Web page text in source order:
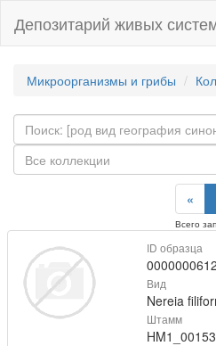
Депозитарий живых
Микроорганизмы и грибы
Все коллекции
«
Всего
ID образца
Вид
Nereia
Штамм
HM1_00153